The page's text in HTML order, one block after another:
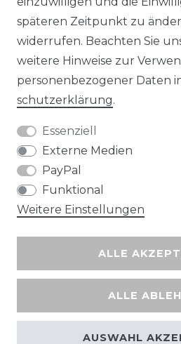
Wir
späteren Zeitpunkt zu
widerrufen. Beachten Sie
weitere Hinweise zur
personenbezogener Daten
schutz­erklärung.
Essenziell
Externe Medien
PayPal
Funktional
Weitere Einstellungen
ALLE
ALLE
AUSWAHL